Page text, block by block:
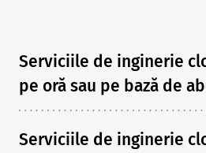
Serviciile de inginerie
pe oră sau pe bază de
Serviciile de inginerie